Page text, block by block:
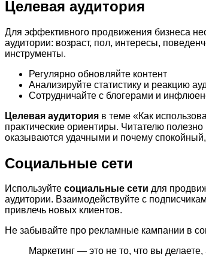
Целевая аудитория
Для эффективного продвижения бизнеса
аудитории: возраст, пол, интересы,
инструменты.
Регулярно обновляйте контент
Анализируйте статистику и реакцию
Сотрудничайте с блогерами и
Целевая аудитория в теме «Как
практические ориентиры. Читателю
оказываются удачными и почему
Социальные сети
Используйте социальные сети для
аудитории. Взаимодействуйте с
привлечь новых клиентов.
Не забывайте про рекламные кампании в
Маркетинг — это не то, что вы